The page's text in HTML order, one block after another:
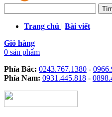
Trang chủ | Bài viết
Giỏ hàng
0 sản phẩm
Phía Bắc: 0243.767.1380 -
Phía Nam: 0931.445.818 -